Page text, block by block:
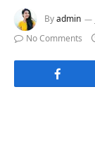
Byadmin
No Comments